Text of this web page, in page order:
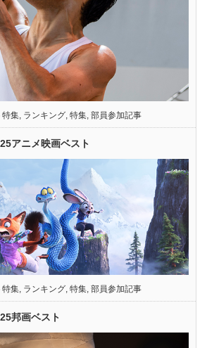
特集 ランキング 特集 部員参加記事
アニメ映画ベスト
特集, ランキング, 特集, 部員参加記事
邦画ベスト